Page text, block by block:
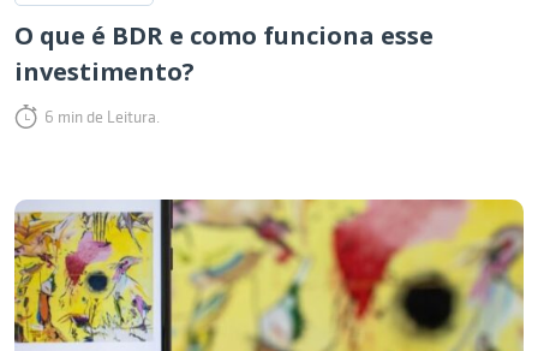
O que é BDR e como funciona esse
investimento?
6 min de Leitura.